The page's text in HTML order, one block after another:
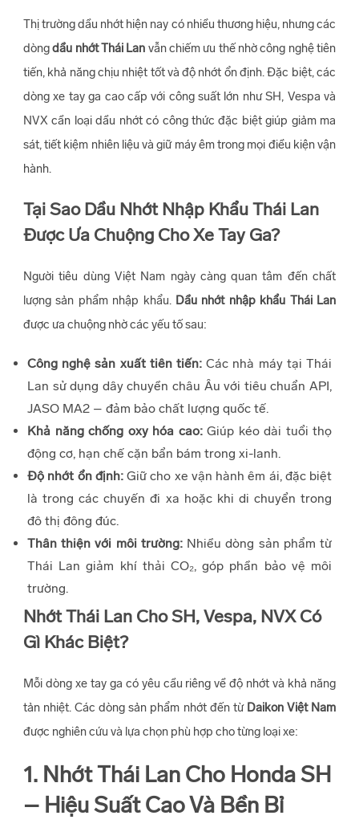
Thị trường dầu nhớt hiện nay có nhiều thương hiệu, nhưng các
dòngdầu nhớt Thái Lan vẫn chiếm ưu thế nhờ công nghệ tiên
tiến, khả năng chịu nhiệt tốt và độ nhớt ổn định. Đặc biệt, các
dòng xe tay ga cao cấp với công suất lớn như SH, Vespa và
NVX cần loại dầu nhớt có công thức đặc biệt giúp giảm ma
sát, tiết kiệm nhiên liệu và giữ máy êm trong mọi điều kiện vận
hành.
Tại Sao Dầu Nhớt Nhập Khẩu Thái Lan
Được Ưa Chuộng Cho Xe Tay Ga?
Người tiêu dùng Việt Nam ngày càng quan tâm đến chất
lượng sản phẩm nhập khẩu. Dầu nhớt nhập khẩu Thái Lan
được ưa chuộng nhờ các yếu tố sau:
Công nghệ sản xuất tiên tiến: Các nhà máy tại Thái
Lan sử dụng dây chuyền châu Âu với tiêu chuẩn API,
JASO MA2 – đảm bảo chất lượng quốc tế.
Khả năng chống oxy hóa cao:Giúp kéo dài tuổi thọ
động cơ, hạn chế cặn bẩn bám trong xi-lanh.
Độ nhớt ổn định:Giữ cho xe vận hành êm ái, đặc biệt
là trong các chuyến đi xa hoặc khi di chuyển trong
đô thị đông đúc.
Thân thiện với môi trường:Nhiều dòng sản phẩm từ
Thái Lan giảm khí thải CO₂, góp phần bảo vệ môi
trường.
Nhớt Thái Lan Cho SH, Vespa, NVX Có
Gì Khác Biệt?
Mỗi dòng xe tay ga có yêu cầu riêng về độ nhớt và khả năng
tản nhiệt. Các dòng sản phẩm nhớt đến từ Daikon Việt Nam
được nghiên cứu và lựa chọn phù hợp cho từng loại xe:
1. Nhớt Thái Lan Cho Honda SH
– Hiệu Suất Cao Và Bền Bỉ